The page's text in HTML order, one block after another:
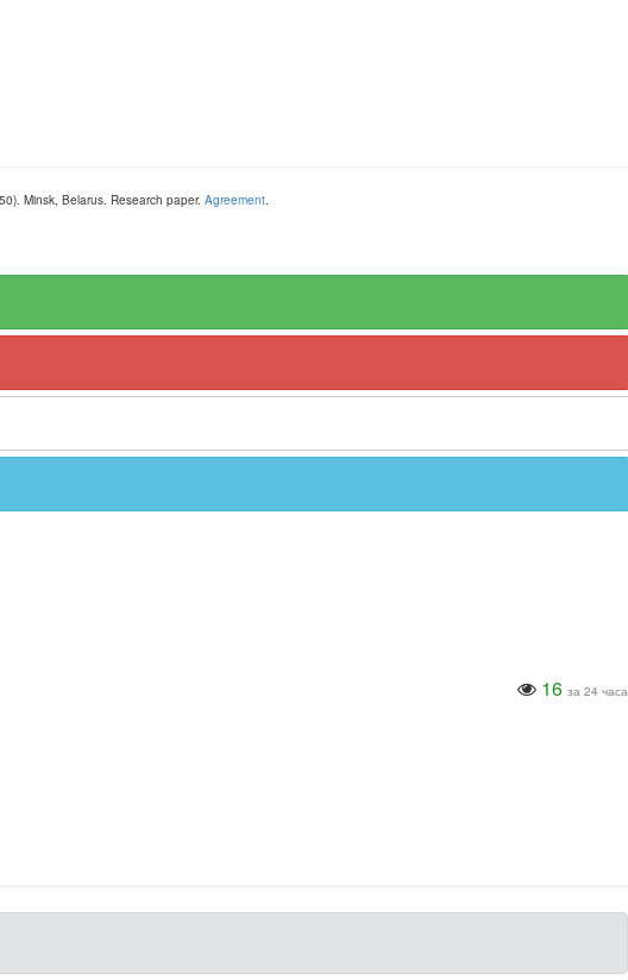
). Minsk, Belarus. Research paper. Agreement.
16 за 24 часа